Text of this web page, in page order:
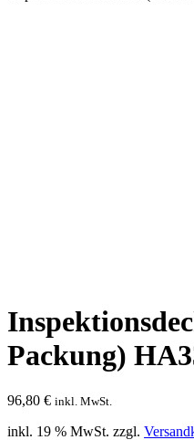
Packung)
96,80 € inkl. MwSt.
inkl. 19 % MwSt. zzgl.